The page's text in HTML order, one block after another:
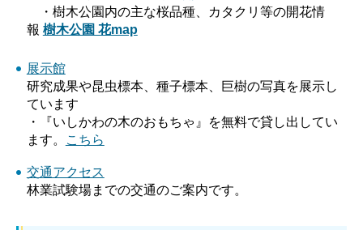
・樹木公園内の主な桜品種、カタクリ等の開花情
報 樹木公園 花map
展示館
研究成果や昆虫標本、種子標本、巨樹の写真を展示し
ています
・『いしかわの木のおもちゃ』を無料で貸し出してい
ます。
こちら
交通アクセス
林業試験場までの交通のご案内です。